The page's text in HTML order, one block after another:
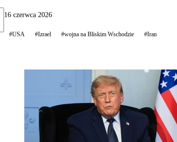
16 czerwca 2026
#USA #Izrael #wojna na Bliskim Wschodzie #Iran